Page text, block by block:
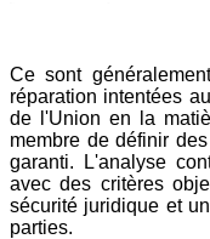
Ce sont
réparation intentées
de l'Union en la
membre de définir
garanti. L'analyse
avec des critères
sécurité juridique et
parties.